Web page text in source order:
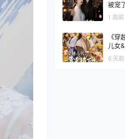
被宠
太子
短剧
1 周前
《穿
儿女
活儿
＆仲
6 天前